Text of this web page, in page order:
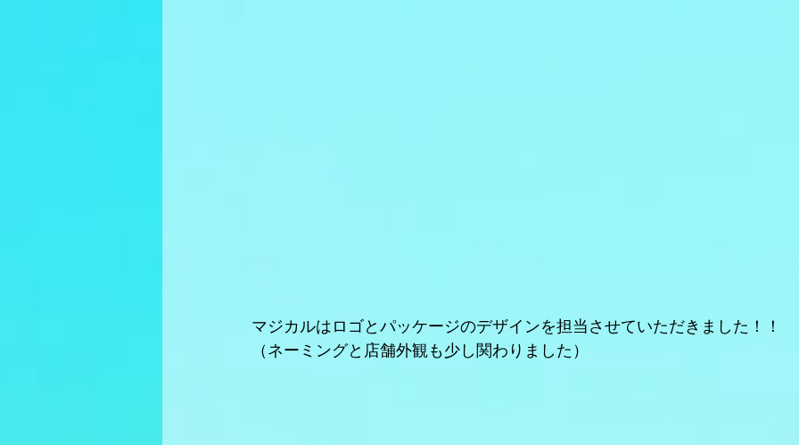
マジカルはロゴとパッケージのデザインを担当させていただきました！！
（ネーミングと店舗外観も少し関わりました）